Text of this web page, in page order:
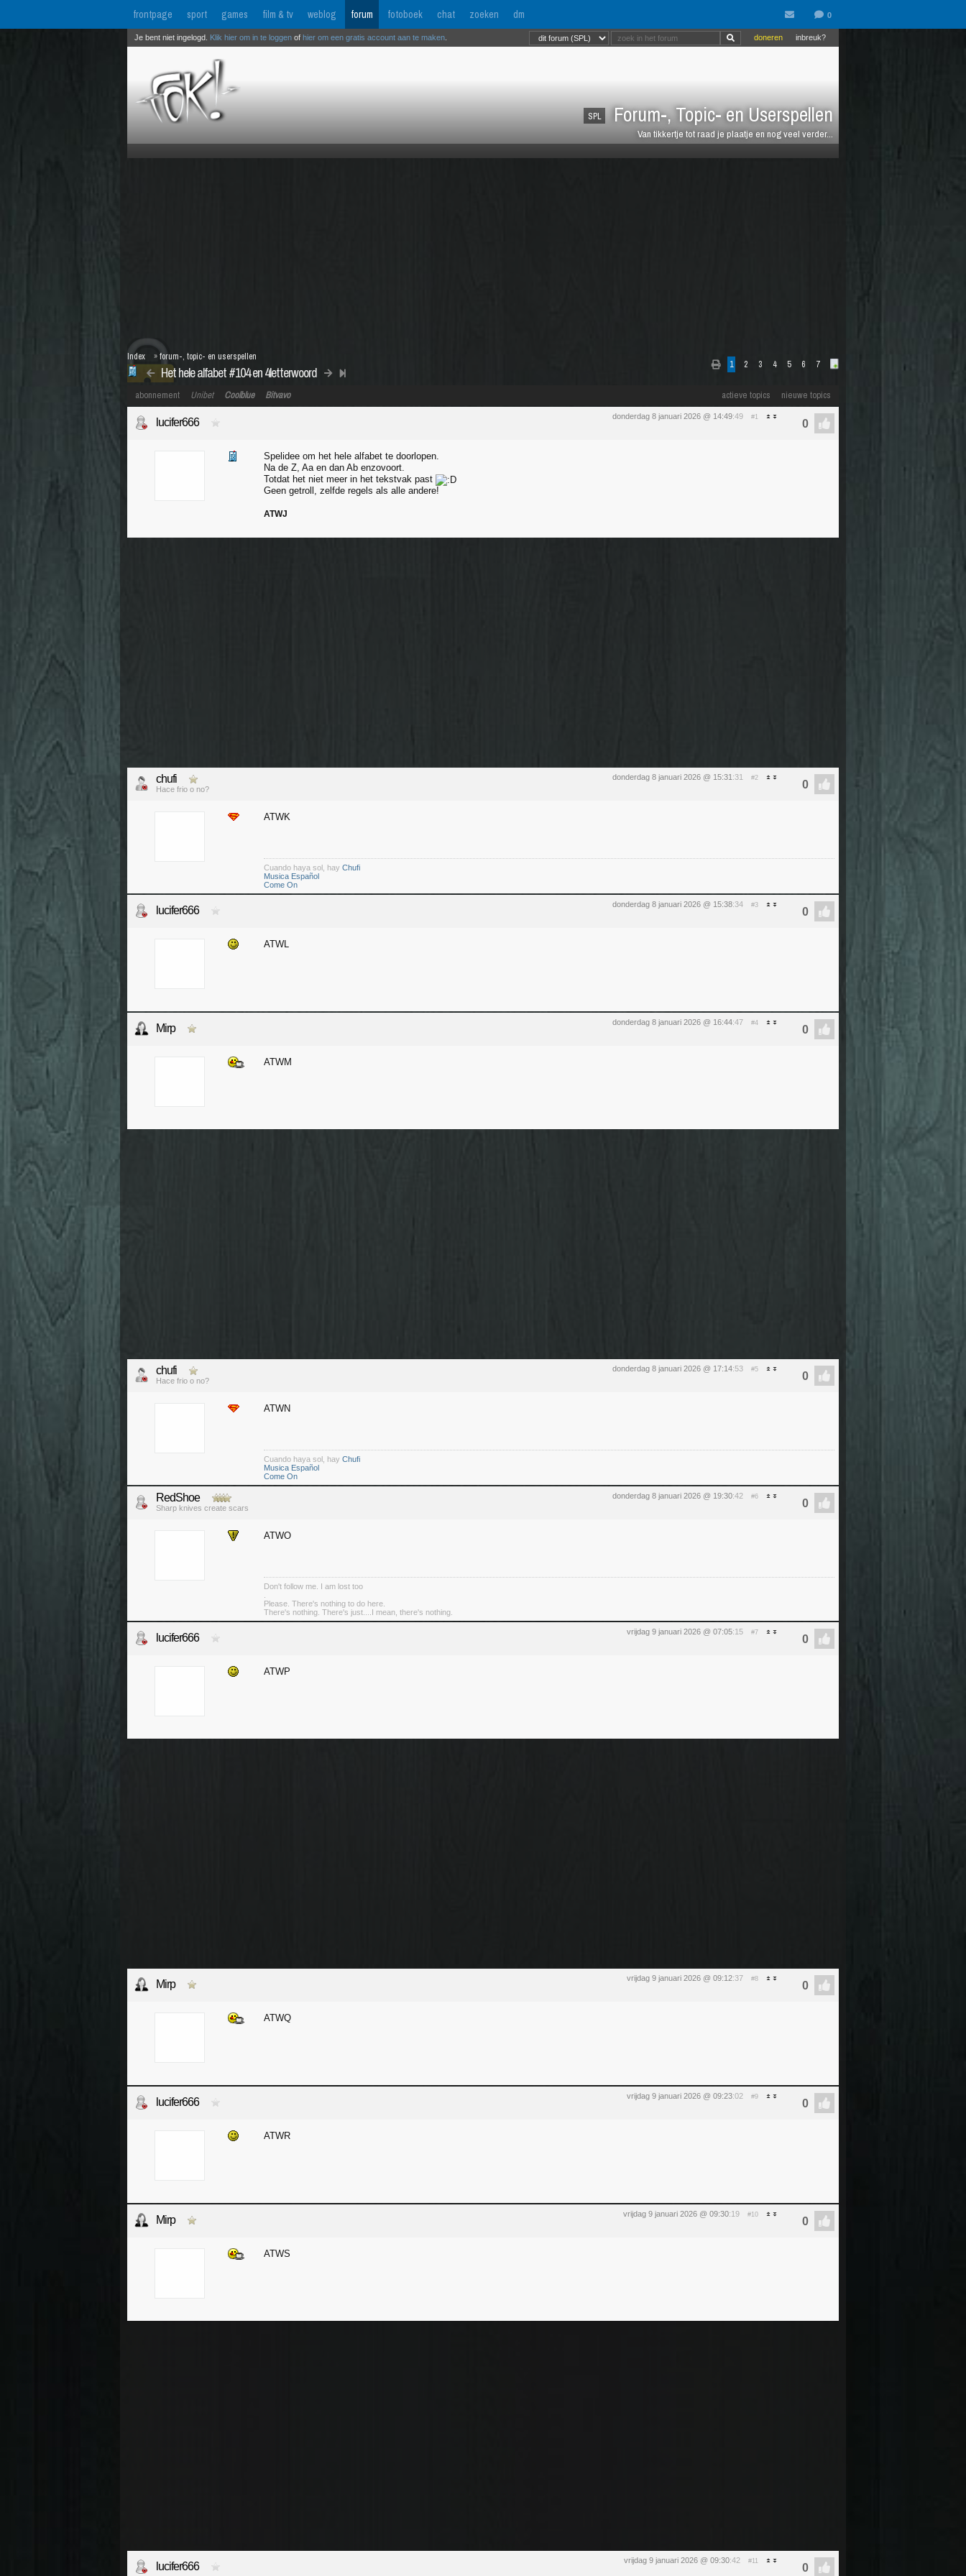
frontpage sport games film & tv weblog forum fotoboek chat zoeken dm
SPL Forum-, Topic- en Userspellen
Van tikkertje tot raad je plaatje en nog veel verder...
inbreuk?
doneren
Je bent niet ingelogd. Klik hier om in te loggen of hier om een gratis account aan te maken
1 2 3 4 5 6 7
Het hele alfabet #104 en 4letterwoord
Index »forum-, topic- en userspellen
actieve topics nieuwe topics
abonnement Unibet Coolblue Bitvavo
donderdag 8 januari 2026 @ 14:49:49 #1
lucifer666
Spelidee om het hele alfabet te doorlopen.
Na de Z, Aa en dan Ab enzovoort.
Totdat het niet meer in het tekstvak past
Geen getroll, zelfde regels als alle andere!
ATWJ
donderdag 8 januari 2026 @ 15:31 :31 #2
chufi
Hace frio o no?
ATWK
Cuando haya sol, hay Chufi
Musica Español
Come On
donderdag 8 januari 2026 @ 15:38:34 #3
lucifer666
ATWL
donderdag 8 januari 2026 @ 16:44:47 #4
Mirp
ATWM
donderdag 8 januari 2026 @ 17:14:53 #5
chufi
Hace frio o no?
ATWN
Cuando haya sol, hay Chufi
Musica Español
Come On
donderdag 8 januari 2026 @ 19:30:42 #6
RedShoe
Sharp knives create scars
ATWO
Don't follow me. I am lost too
Please. There's nothing to do here.
There's nothing. There's just....I mean, there's nothing.
vrijdag 9 januari 2026 @ 07:05:15 #7
lucifer666
ATWP
vrijdag 9 januari 2026 @ 09:12:37 #8
Mirp
ATWQ
vrijdag 9 januari 2026 @ 09:23:02 #9
lucifer666
ATWR
vrijdag 9 januari 2026 @ 09:30:19 #10
Mirp
ATWS
vrijdag 9 januari 2026 @ 09:30:42 #11
lucifer666